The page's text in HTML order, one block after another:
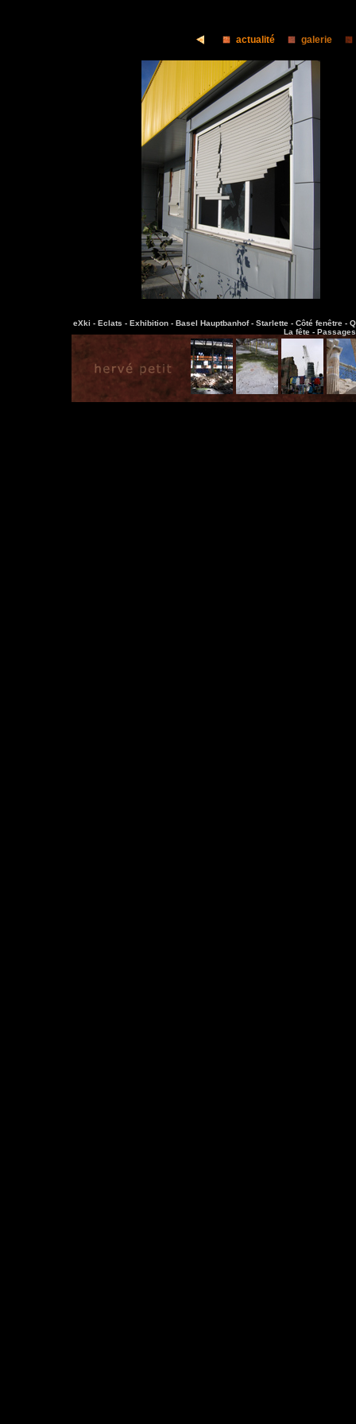
actualité galerie
eXki - Eclats - Exhibition - Basel Hauptbanhof - Starlette - Côté fenêtre -
La fête -